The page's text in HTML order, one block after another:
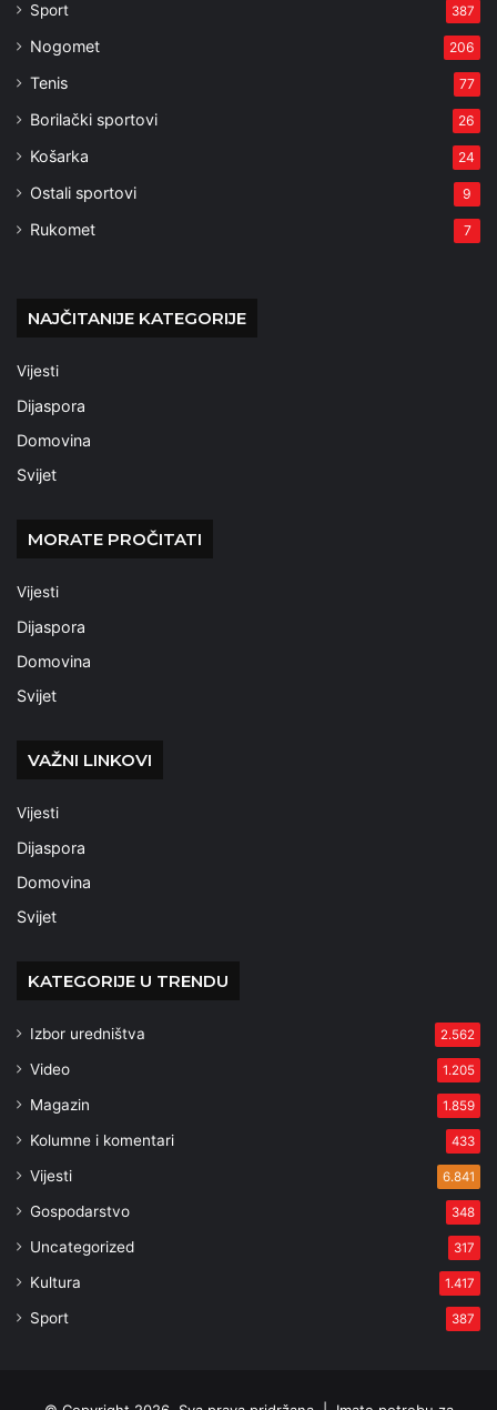
Sport 387
Nogomet 206
Tenis 77
Borilački sportovi 26
Košarka 24
Ostali sportovi 9
Rukomet 7
NAJČITANIJE KATEGORIJE
Vijesti
Dijaspora
Domovina
Svijet
MORATE PROČITATI
Vijesti
Dijaspora
Domovina
Svijet
VAŽNI LINKOVI
Vijesti
Dijaspora
Domovina
Svijet
KATEGORIJE U TRENDU
Izbor uredništva 2.562
Video 1.205
Magazin 1.859
Kolumne i komentari 433
Vijesti 6.841
Gospodarstvo 348
Uncategorized 317
Kultura 1.417
Sport 387